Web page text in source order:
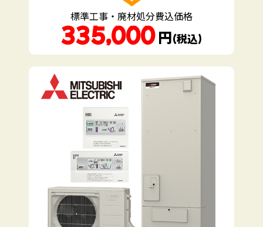
標準工事・廃材処分費込価格
335,000 円（税込）